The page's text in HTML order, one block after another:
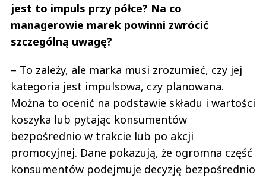
jest to impuls przy półce? Na co
managerowie marek powinni zwrócić
szczególną uwagę?
– To zależy, ale marka musi zrozumieć, czy jej
kategoria jest impulsowa, czy planowana.
Można to ocenić na podstawie składu i wartości
koszyka lub pytając konsumentów
bezpośrednio w trakcie lub po akcji
promocyjnej. Dane pokazują, że ogromna część
konsumentów podejmuje decyzję bezpośrednio